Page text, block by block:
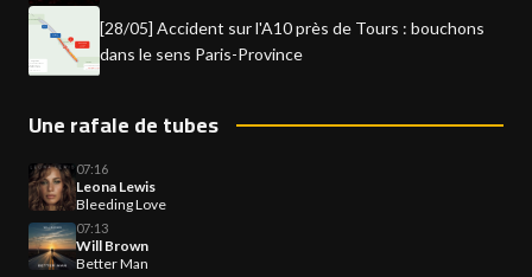
[28/05] Accident sur l'A10 près de Tours : bouchons
dans le sens Paris-Province
Une rafale de tubes
07:16
Leona Lewis
Bleeding Love
07:13
Will Brown
Better Man